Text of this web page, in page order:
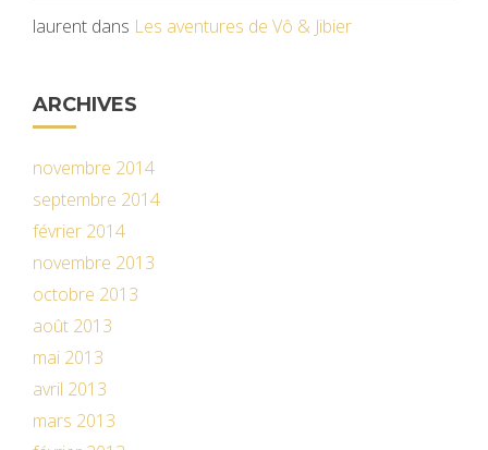
laurent dans Les aventures de Vô & Jibier
ARCHIVES
novembre 2014
septembre 2014
février 2014
novembre 2013
octobre 2013
août 2013
mai 2013
avril 2013
mars 2013